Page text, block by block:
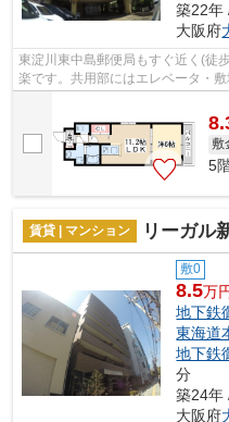
築22年
大阪府
東淀川東中島郵便局もすぐ近く(徒
楽です。共用部にはエレベータ・
敷
5
賃貸 | マンション リーガル
敷0
8.5万
地下鉄
東海道
地下鉄
分
築24年
大阪府